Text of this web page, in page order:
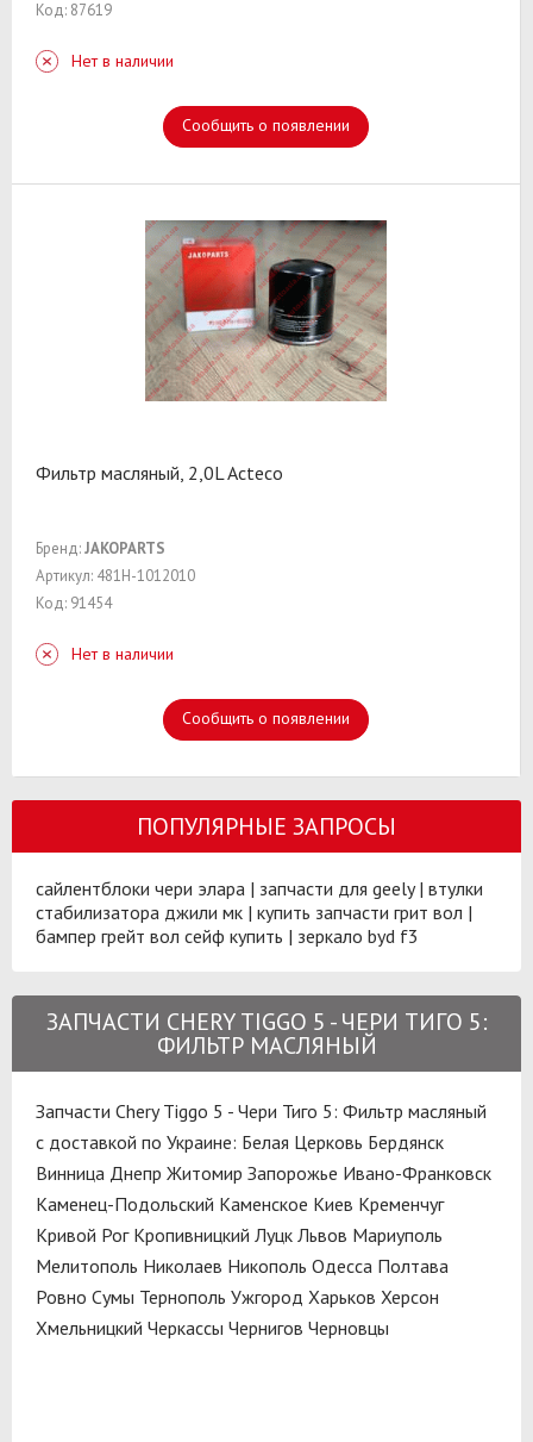
Код: 87619
Нет в наличии
Сообщить о появлении
Фильтр масляный, 2,0L Acteco
Бренд:JAKOPARTS
Артикул: 481H-1012010
Код: 91454
Нет в наличии
Сообщить о появлении
ПОПУЛЯРНЫЕ ЗАПРОСЫ
сайлентблоки чери элара | запчасти для geely| втулки
стабилизатора джили мк | купить запчасти грит вол |
бампер грейт вол сейф купить | зеркало byd f3
ЗАПЧАСТИ CHERY TIGGO 5 - ЧЕРИ ТИГО 5:
ФИЛЬТР МАСЛЯНЫЙ
Запчасти Chery Tiggo 5 - Чери Тиго 5: Фильтр масляный
с доставкой по Украине: Белая Церковь Бердянск
Винница Днепр Житомир Запорожье Ивано-Франковск
Каменец-Подольский Каменское Киев Кременчуг
Кривой Рог Кропивницкий Луцк Львов Мариуполь
Мелитополь Николаев Никополь Одесса Полтава
Ровно Сумы Тернополь Ужгород Харьков Херсон
Хмельницкий Черкассы Чернигов Черновцы